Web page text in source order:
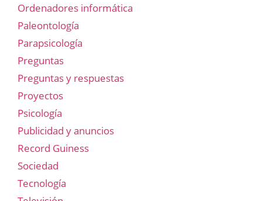
Ordenadores informática
Paleontología
Parapsicología
Preguntas
Preguntas y respuestas
Proyectos
Psicología
Publicidad y anuncios
Record Guiness
Sociedad
Tecnología